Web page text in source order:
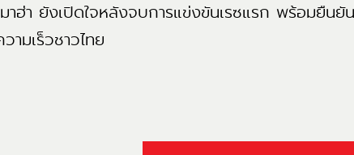
ยังเปิดใจหลังจบการแข่งขันเรซแรก พร้อมยืนยัน
มเร็วชาวไทย